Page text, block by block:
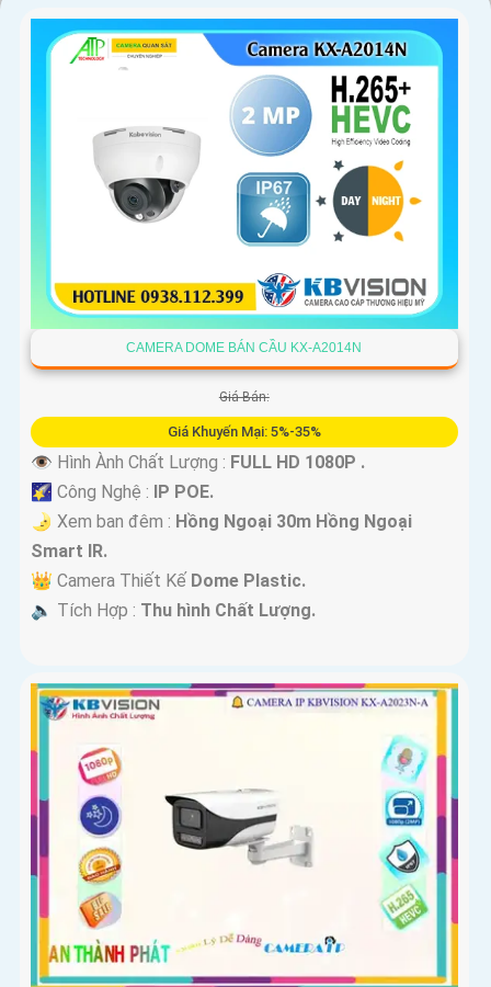
CAMERA DOME BÁN CẦU KX-A2014N
Giá Bán:
Giá Khuyến Mại: 5%-35%
👁 Hình Ành Chất Lượng : FULL HD 1080P .
🌠 Công Nghệ : IP POE.
🌛 Xem ban đêm : Hồng Ngoại 30m Hồng Ngoại
Smart IR.
👑 Camera Thiết Kế Dome Plastic.
️🔈 Tích Hợp : Thu hình Chất Lượng.